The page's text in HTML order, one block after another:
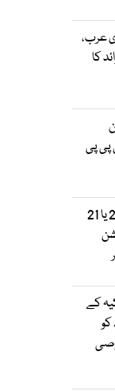
عرب،
کا
پی
دھرنے کا مسئلہ حل ہوا تو 20 یا 21
کے